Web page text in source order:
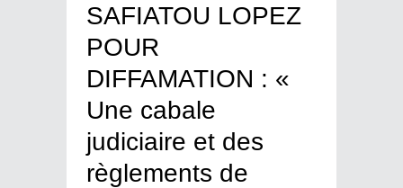
SAFIATOU LOPEZ
POUR
DIFFAMATION : «
Une cabale
judiciaire et des
règlements de